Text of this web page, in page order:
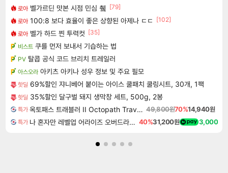
로아 벨가르딘 맛본 시점 민심 췤
[79]
로아 100:8 보다 효율이 좋은 상향된 아제나 ㄷㄷ
[102]
로아 벨가 하드 찐 투력컷 [35]
비스트 쿠를 먼저 보내서 기습하는 법
PV 탈콥 공식 코드 브리치 트레일러
아스오라 아키츠 아키나 성우 정보 및 주요 필모
핫딜 69%할인 쟈니베어 붙이는 아이스 쿨패치 쿨링시트, 30개, 1팩
핫딜 35%할인 달구벌 돼지 생막창 세트, 500g, 2봉
특가 옥토패스 트래블러 II Octopath Traveler II 49,800원70%14,940원
특가 나 혼자만 레벨업 어라이즈 오버드라이브 디럭스 에디션 Solo Leveling Arise Overdrive Deluxe Edition 40%31,200원 3,000